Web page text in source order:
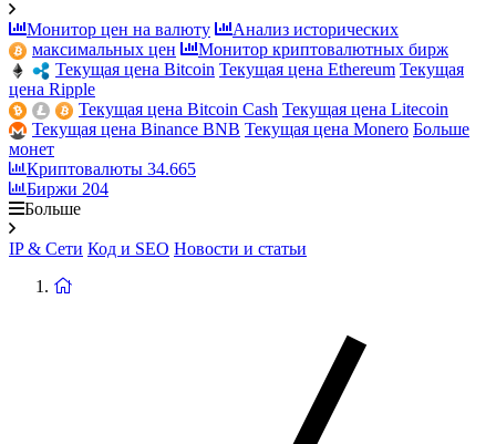
Монитор цен на валюту
Анализ исторических
максимальных цен
Монитор криптовалютных бирж
Текущая цена Bitcoin Текущая цена Ethereum Текущая
цена Ripple
Текущая цена Bitcoin Cash Текущая цена Litecoin
Текущая цена Binance BNB Текущая цена Monero Больше
монет
Криптовалюты 34.665
Биржи 204
Больше
IP & Сети Код и SEO Новости и статьи